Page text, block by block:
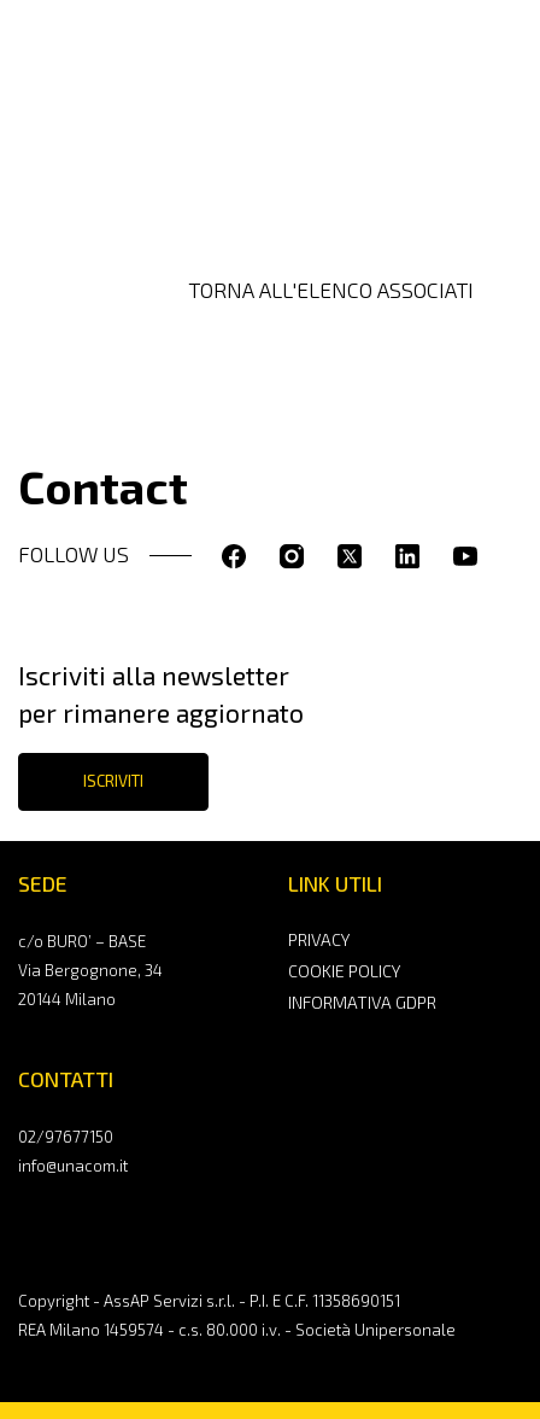
TORNA ALL'ELENCO ASSOCIATI
Contact
FOLLOW US
SEDE
c/o BURO’ – BASE
Via Bergognone, 34
20144 Milano
CONTATTI
02/97677150
info@unacom.it
LINK UTILI
PRIVACY
COOKIE POLICY
INFORMATIVA GDPR
Copyright - AssAP Servizi s.r.l. - P.I. E C.F. 11358690151
REA Milano 1459574 - c.s. 80.000 i.v. - Società Unipersonale
Iscriviti alla newsletter
per rimanere aggiornato
ISCRIVITI